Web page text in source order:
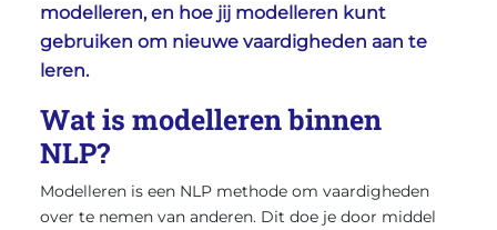
modelleren, en hoe jij modelleren kunt
gebruiken om nieuwe vaardigheden aan te
leren.
Wat is modelleren binnen
NLP?
Modelleren is een NLP methode om vaardigheden
over te nemen van anderen. Dit doe je door middel